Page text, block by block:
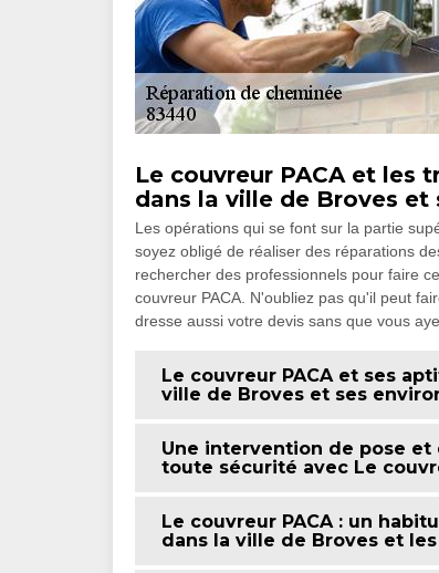
Le couvreur PACA et les
dans la ville de Broves et
Les opérations qui se font sur la partie
soyez obligé de réaliser des réparations
rechercher des professionnels pour faire
couvreur PACA. N'oubliez pas qu'il peut
dresse aussi votre devis sans que vous
Le couvreur PACA et ses
ville de Broves et ses
Une intervention de pose
toute sécurité avec Le
Le couvreur PACA : un
dans la ville de Broves et